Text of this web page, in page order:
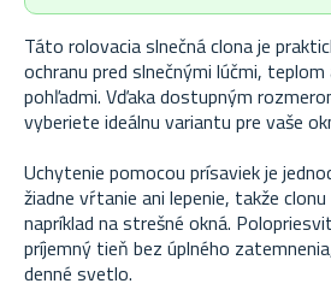
Táto rolovacia slnečná clona je
ochranu pred slnečnými lúčmi,
pohľadmi. Vďaka dostupným
vyberiete ideálnu variantu pre vaše
Uchytenie pomocou prísaviek je
žiadne vŕtanie ani lepenie, takže
napríklad na strešné okná.
príjemný tieň bez úplného
denné svetlo.